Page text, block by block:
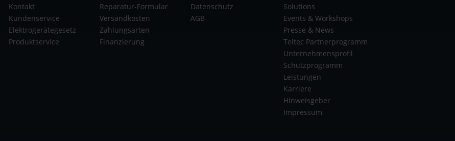
Kontakt
Kundenservice
Elektrogerätegesetz
Produktservice
Reparatur-Formular
Versandkosten
Zahlungsarten
Finanzierung
Datenschutz
AGB
Solutions
Events & Workshops
Presse & News
Teltec Partnerprogramm
Unternehmensprofil
Schutzprogramm
Leistungen
Karriere
Hinweisgeber
Impressum